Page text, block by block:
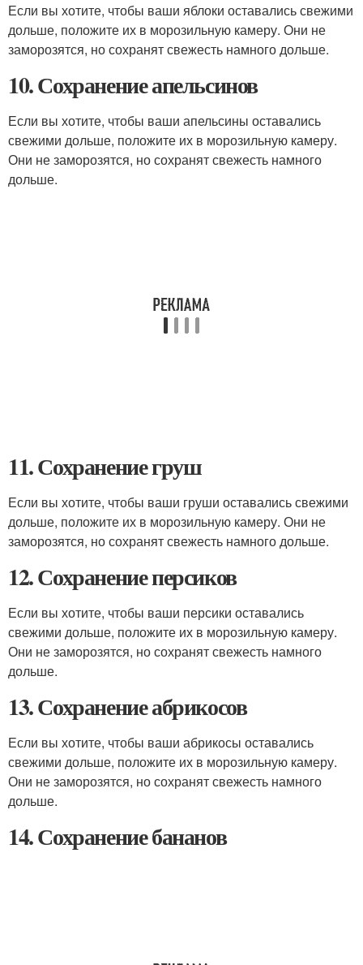
Если вы хотите, чтобы ваши яблоки оставались свежими
дольше, положите их в морозильную камеру. Они не
заморозятся, но сохранят свежесть намного дольше.
10. Сохранение апельсинов
Если вы хотите, чтобы ваши апельсины оставались
свежими дольше, положите их в морозильную камеру.
Они не заморозятся, но сохранят свежесть намного
дольше.
11. Сохранение груш
Если вы хотите, чтобы ваши груши оставались свежими
дольше, положите их в морозильную камеру. Они не
заморозятся, но сохранят свежесть намного дольше.
12. Сохранение персиков
Если вы хотите, чтобы ваши персики оставались
свежими дольше, положите их в морозильную камеру.
Они не заморозятся, но сохранят свежесть намного
дольше.
13. Сохранение абрикосов
Если вы хотите, чтобы ваши абрикосы оставались
свежими дольше, положите их в морозильную камеру.
Они не заморозятся, но сохранят свежесть намного
дольше.
14. Сохранение бананов